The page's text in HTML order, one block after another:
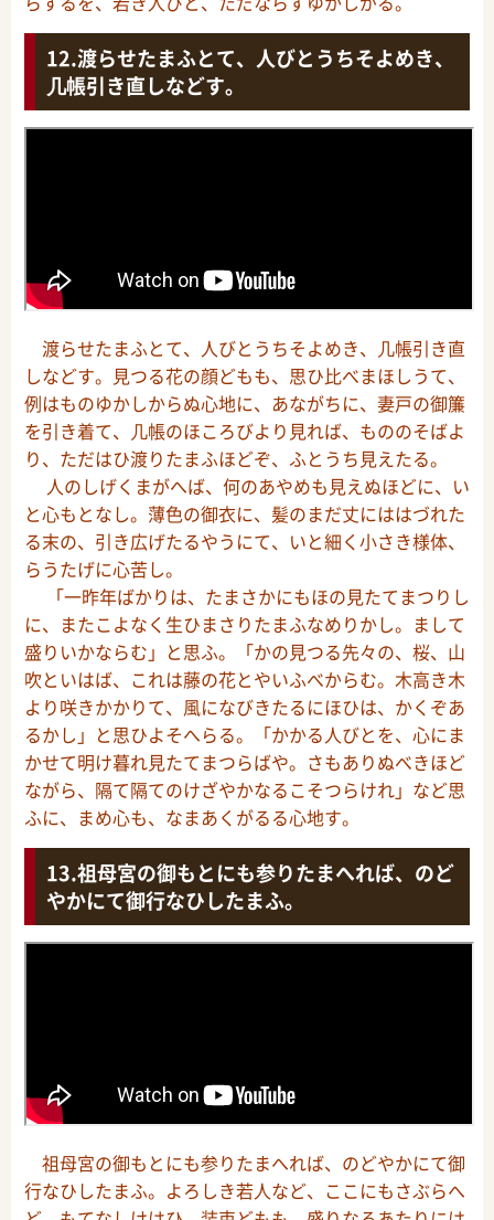
渡らせたまふとて、人びとうちそよめき、
几帳引き直しなどす。
渡らせたまふとて、人びとうちそよめき、几帳引き直
しなどす。見つる花の顔どもも、思ひ比べまほしうて、
例はものゆかしからぬ心地に、あながちに、妻戸の御簾
を引き着て、几帳のほころびより見れば、もののそばよ
り、ただはひ渡りたまふほどぞ、ふとうち見えたる。
人のしげくまがへば、何のあやめも見えぬほどに、い
と心もとなし。薄色の御衣に、髪のまだ丈にははづれた
る末の、引き広げたるやうにて、いと細く小さき様体、
らうたげに心苦し。
「一昨年ばかりは、たまさかにもほの見たてまつりし
に、またこよなく生ひまさりたまふなめりかし。まして
盛りいかならむ」と思ふ。「かの見つる先々の、桜、山
吹といはば、これは藤の花とやいふべからむ。木高き木
より咲きかかりて、風になびきたるにほひは、かくぞあ
るかし」と思ひよそへらる。「かかる人びとを、心にま
かせて明け暮れ見たてまつらばや。さもありぬべきほど
ながら、隔て隔てのけざやかなるこそつらけれ」など思
ふに、まめ心も、なまあくがるる心地す。
祖母宮の御もとにも参りたまへれば、のど
やかにて御行なひしたまふ。
祖母宮の御もとにも参りたまへれば、のどやかにて御
行なひしたまふ。よろしき若人など、ここにもさぶらへ